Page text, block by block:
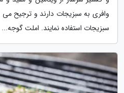
وافری به سبزیجات دارند و ترجیح
سبزیجات استفاده نمایند. املت گوجه...